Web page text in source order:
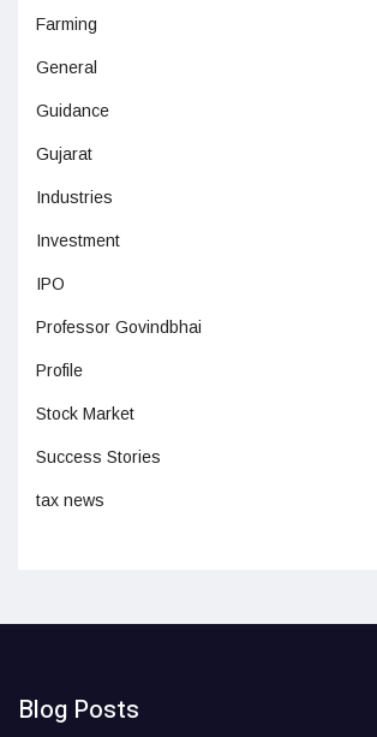
Farming
General
Guidance
Gujarat
Industries
Investment
IPO
Professor Govindbhai
Profile
Stock Market
Success Stories
tax news
Blog Posts